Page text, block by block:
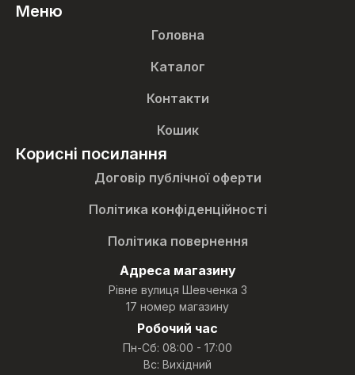
Меню
Головна
Каталог
Контакти
Кошик
Корисні посилання
Договір публічної оферти
Політика конфіденційності
Політика повернення
Адреса магазину
Рівне вулиця Шевченка 3
17 номер магазину
Робочий час
Пн-Сб: 08:00 - 17:00
Вс: Вихідний